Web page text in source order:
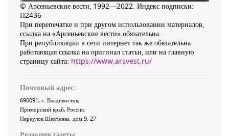
© Арсеньевские вести, 1992—2022. Индекс подписки:
П2436
При перепечатке и при другом использовании материалов,
ссылка на «Арсеньевские вести» обязательна.
При републикации в сети интернет так же обязательна
работающая ссылка на оригинал статьи, или на главную
страницу сайта: https://www.arsvest.ru/
Почтовый адрес:
690091, г. Владивосток,
Приморский край, Россия
Переулок Шевченко, дом 9, 27